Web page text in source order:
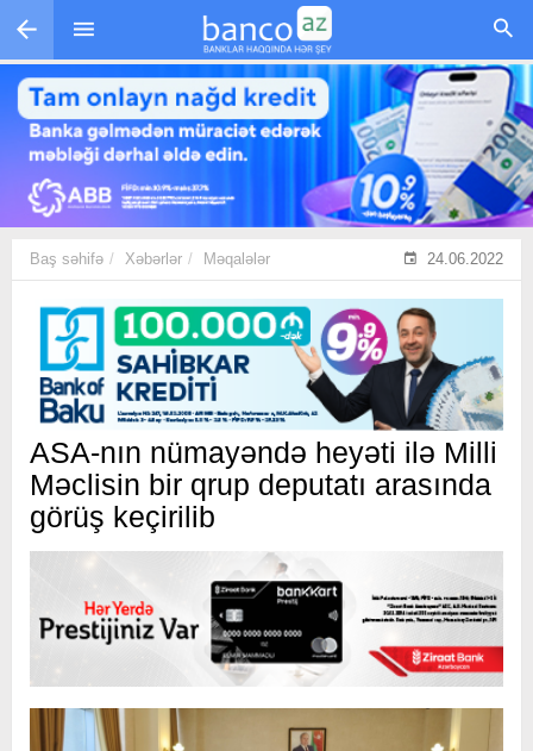
Skip to main content
Baş səhifə Xəbərlər Məqalələr 24.06.2022
ASA-nın nümayəndə heyəti ilə Milli
Məclisin bir qrup deputatı arasında
görüş keçirilib